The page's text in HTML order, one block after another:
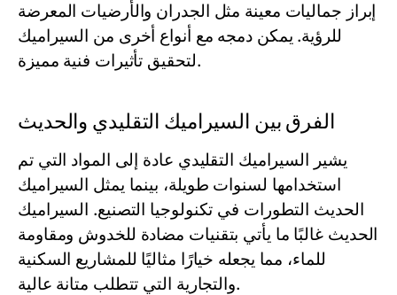
إبراز جماليات معينة مثل الجدران والأرضيات المعرضة
للرؤية. يمكن دمجه مع أنواع أخرى من السيراميك
لتحقيق تأثيرات فنية مميزة.
الفرق بين السيراميك التقليدي والحديث
يشير السيراميك التقليدي عادة إلى المواد التي تم
استخدامها لسنوات طويلة، بينما يمثل السيراميك
الحديث التطورات في تكنولوجيا التصنيع. السيراميك
الحديث غالبًا ما يأتي بتقنيات مضادة للخدوش ومقاومة
للماء، مما يجعله خيارًا مثاليًا للمشاريع السكنية
والتجارية التي تتطلب متانة عالية.